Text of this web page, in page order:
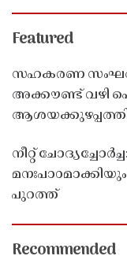
Featured
സഹകരണ
അക്കൗണ്ട് വഴി
നീറ്റ്
പുറത്ത്
Recommended